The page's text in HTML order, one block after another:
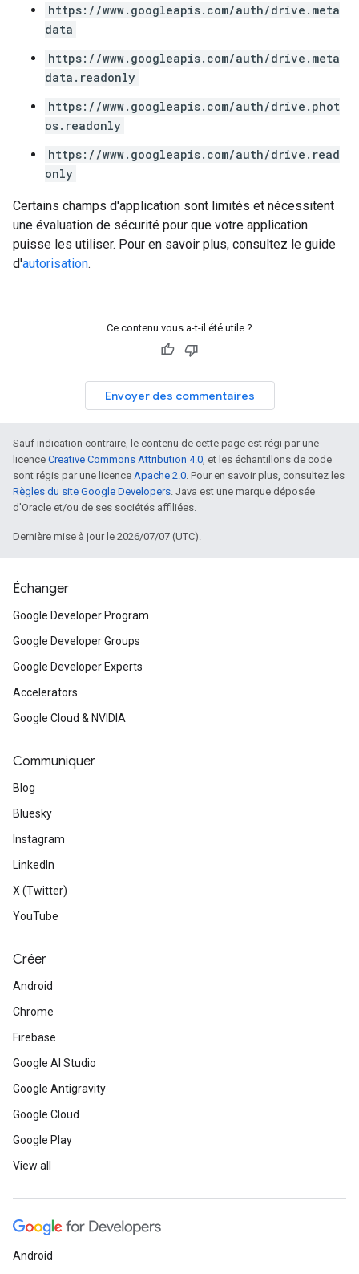
https://www.googleapis.com/auth/drive.meta
data
https://www.googleapis.com/auth/drive.meta
data.readonly
https://www.googleapis.com/auth/drive.phot
os.readonly
https://www.googleapis.com/auth/drive.read
only
Certains champs d'application sont limités et nécessitent
une évaluation de sécurité pour que votre application
puisse les utiliser. Pour en savoir plus, consultez le guide
d'autorisation.
Ce contenu vous a-t-il été utile ?
Envoyer des commentaires
Sauf indication contraire, le contenu de cette page est régi par une
licence Creative Commons Attribution 4.0, et les échantillons de code
sont régis par une licence Apache 2.0. Pour en savoir plus, consultez les
Règles du site Google Developers. Java est une marque déposée
d'Oracle et/ou de ses sociétés affiliées.
Dernière mise à jour le 2026/07/07 (UTC).
Échanger
Google Developer Program
Google Developer Groups
Google Developer Experts
Accelerators
Google Cloud & NVIDIA
Communiquer
Blog
Bluesky
Instagram
LinkedIn
X (Twitter)
YouTube
Créer
Android
Chrome
Firebase
Google AI Studio
Google Antigravity
Google Cloud
Google Play
View all
Android